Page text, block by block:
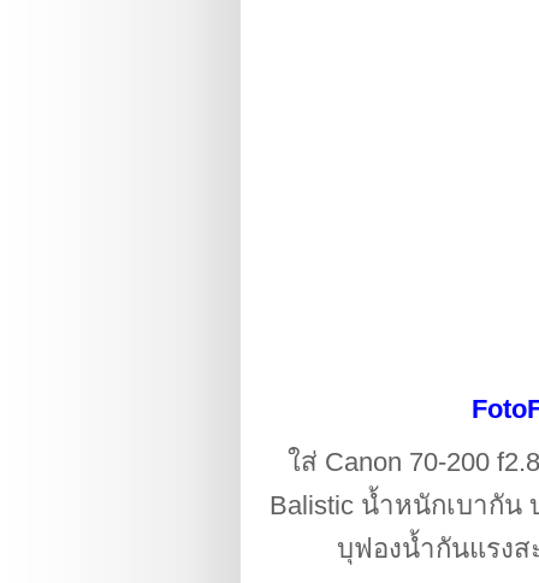
ใส่ Canon 70-200
Balistic น้ำหนักเบากั
บุฟองน้ำกันแรง